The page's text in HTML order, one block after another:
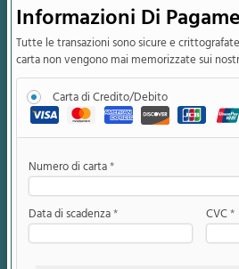
Informazioni Di
Tutte le transazioni sono sicure e
carta non vengono mai memorizzate sui
Carta di Credito/Debito
Numero di carta*
Data di scadenza* CVC*